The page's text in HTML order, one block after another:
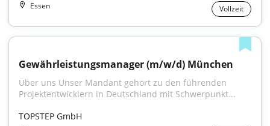
Essen Vollzeit
Gewährleistungsmanager (m/w/d) München
Über uns Unser Mandant gehört zu den führenden
Projektentwicklern in Deutschland mit Schwerpunkt...
TOPSTEP GmbH